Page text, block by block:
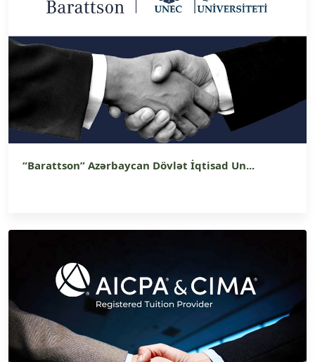
“Barattson” Azərbaycan Dövlət İqtisad Un...